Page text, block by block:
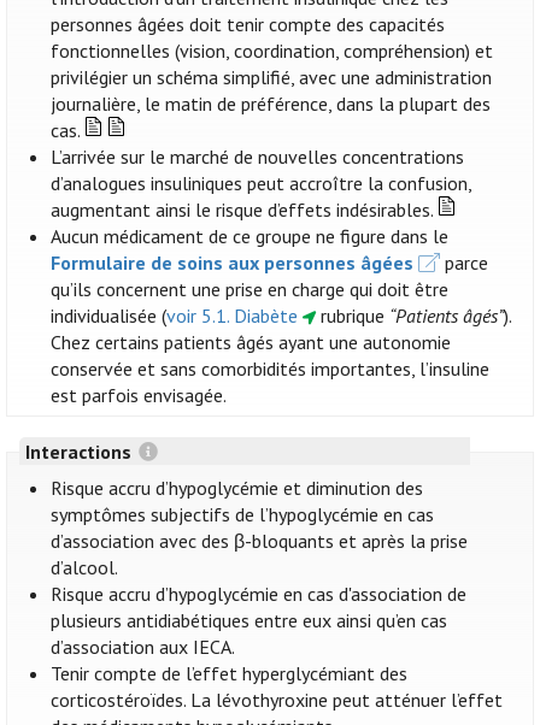
personnes âgées doit tenir compte des capacités
fonctionnelles (vision, coordination, compréhension) et
privilégier un schéma simplifié, avec une administration
journalière, le matin de préférence, dans la plupart des
cas.
L’arrivée sur le marché de nouvelles concentrations
d’analogues insuliniques peut accroître la confusion,
augmentant ainsi le risque d’effets indésirables.
Aucun médicament de ce groupe ne figure dans le
Formulaire de soins aux personnes âgées
parce
qu’ils concernent une prise en charge qui doit être
individualisée (voir 5.1. Diabète rubrique “Patients âgés”).
Chez certains patients âgés ayant une autonomie
conservée et sans comorbidités importantes, l’insuline
est parfois envisagée.
Interactions
Risque accru d’hypoglycémie et diminution des
symptômes subjectifs de l’hypoglycémie en cas
d’association avec des β-bloquants et après la prise
d’alcool.
Risque accru d’hypoglycémie en cas d'association de
plusieurs antidiabétiques entre eux ainsi qu’en cas
d’association aux IECA.
Tenir compte de l’effet hyperglycémiant des
corticostéroïdes. La lévothyroxine peut atténuer l’effet